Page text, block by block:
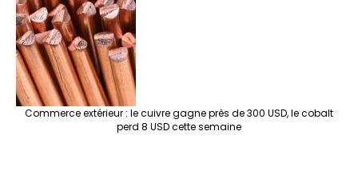
o
k
Commerce extérieur : le cuivre gagne près de 300 USD, le cobalt
perd 8 USD cette semaine